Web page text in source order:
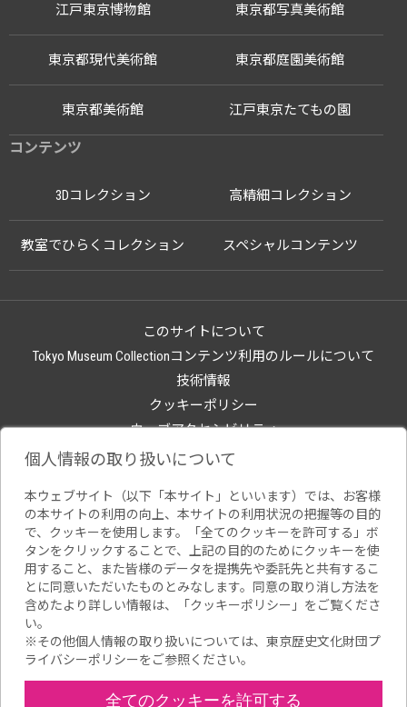
江戸東京博物館
江戸東京たてもの園
東京都写真美術館
東京都現代美術館 東京都庭園美術館
東京都美術館
コンテンツ
3Dコレクション 高精細コレクション
教室でひらくコレクション スペシャルコンテンツ
このサイトについて
Tokyo Museum Collectionコンテンツ利用のルールについて
技術情報
クッキーポリシー
ウェブアクセシビリティ
関連サイト
Copyright(C) Tokyo Metropolitan Foundation for History and Culture.All
個人情報の取り扱いについて
本ウェブサイト（以下「本サイト」といいます）では、お客様
の本サイトの利用の向上、本サイトの利用状況の把握等の目的
で、クッキーを使用します。「全てのクッキーを許可する」ボ
タンをクリックすることで、上記の目的のためにクッキーを使
用すること、また皆様のデータを提携先や委託先と共有するこ
とに同意いただいたものとみなします。同意の取り消し方法を
含めたより詳しい情報は、「 クッキーポリシー 」をご覧くださ
い。
※その他個人情報の取り扱いについては、 東京歴史文化財団プ
ライバシーポリシーをご参照ください。
全てのクッキーを許可する